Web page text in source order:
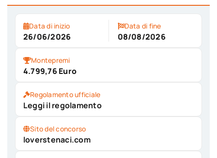
Data di inizio
26/06/2026
Data di fine
08/08/2026
Montepremi
4.799,76 Euro
Regolamento ufficiale
Leggi il regolamento
Sito del concorso
loverstenaci.com